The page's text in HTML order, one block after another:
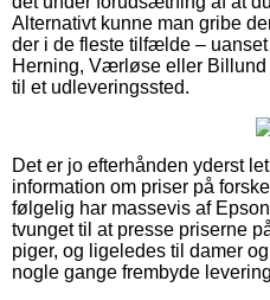
Alternativt kunne man gribe
der i de fleste tilfælde –
Herning, Værløse eller
til et udleveringssted.
Det er jo efterhånden yderst
information om priser på
følgelig har massevis af
tvunget til at presse priserne
piger, og ligeledes til damer
nogle gange frembyde